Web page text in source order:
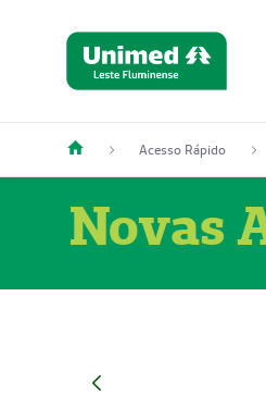
Acesso Rápido
Novas